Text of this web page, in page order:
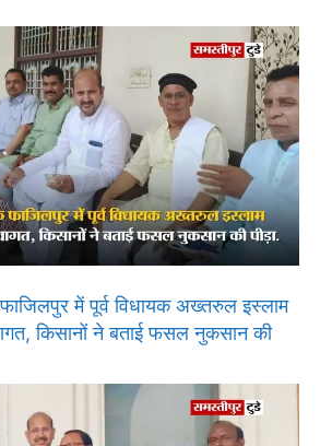
में पूर्व विधायक अख्तरुल इस्लाम
किसानों ने बताई फसल नुकसान की